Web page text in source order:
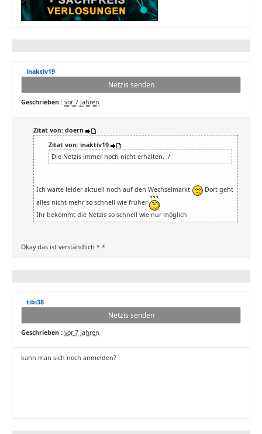
inaktiv19
Netzis senden
Geschrieben : vor 7 Jahren
Zitat von: doern
Zitat von: inaktiv19
Die Netzis immer noch nicht erhalten. :/
Ich warte leider aktuell noch auf den Wechselmarkt
Dort geht
alles nicht mehr so schnell wie früher
Ihr bekommt die Netzis so schnell wie nur möglich
Okay das ist verständlich *.*
tibi38
Netzis senden
Geschrieben : vor 7 Jahren
kann man sich noch anmelden?